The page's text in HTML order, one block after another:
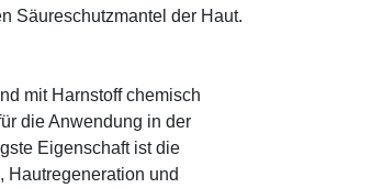
Säureschutzmantel der Haut.
mit Harnstoff chemisch
die Anwendung in der
Eigenschaft ist die
und